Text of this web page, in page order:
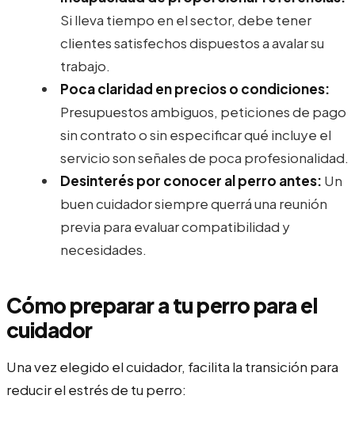
Si lleva tiempo en el sector, debe tener
clientes satisfechos dispuestos a avalar su
trabajo.
Poca claridad en precios o condiciones:
Presupuestos ambiguos, peticiones de pago
sin contrato o sin especificar qué incluye el
servicio son señales de poca profesionalidad.
Desinterés por conocer al perro antes: Un
buen cuidador siempre querrá una reunión
previa para evaluar compatibilidad y
necesidades.
Cómo preparar a tu perro para el
cuidador
Una vez elegido el cuidador, facilita la transición para
reducir el estrés de tu perro: